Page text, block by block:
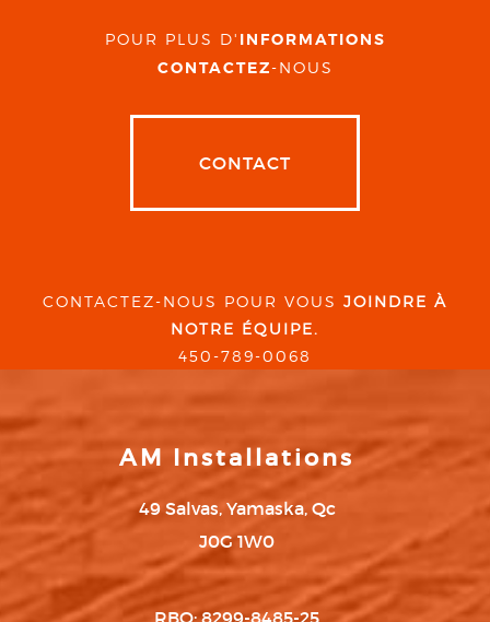
POUR PLUS D' INFORMATIONS
CONTACTEZ-NOUS
CONTACT
CONTACTEZ-NOUS POUR VOUS JOINDRE À
NOTRE ÉQUIPE.
450-789-0068
AM Installations
49 Salvas, Yamaska, Qc
J0G 1W0